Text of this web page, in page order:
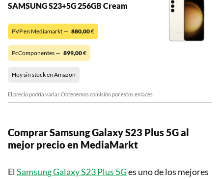
SAMSUNG S23+5G 256GB Cream
PVP en Mediamarkt — 880,00€
PcComponentes — 899,00€
Hoy sin stock en Amazon
El precio podría variar. Obtenemos comisión por estos enlaces
Comprar Samsung Galaxy S23 Plus 5G al
mejor precio en MediaMarkt
El Samsung Galaxy S23 Plus 5Ges uno de los mejores